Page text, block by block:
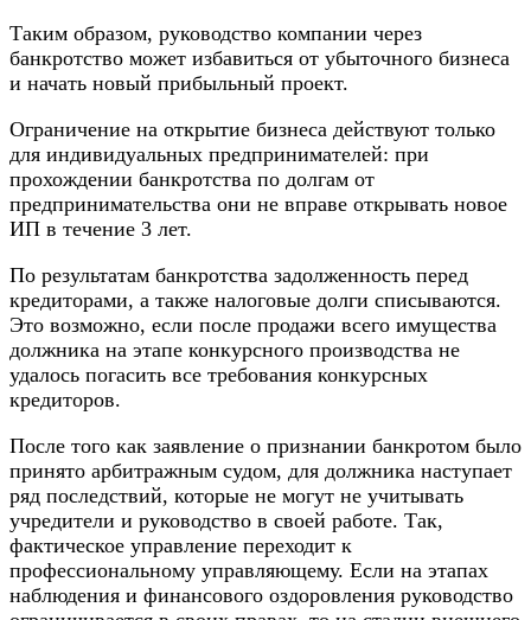
Таким образом, руководство компании через
банкротство может избавиться от убыточного бизнеса
и начать новый прибыльный проект.
Ограничение на открытие бизнеса действуют только
для индивидуальных предпринимателей: при
прохождении банкротства по долгам от
предпринимательства они не вправе открывать новое
ИП в течение 3 лет.
По результатам банкротства задолженность перед
кредиторами, а также налоговые долги списываются.
Это возможно, если после продажи всего имущества
должника на этапе конкурсного производства не
удалось погасить все требования конкурсных
кредиторов.
После того как заявление о признании банкротом было
принято арбитражным судом, для должника наступает
ряд последствий, которые не могут не учитывать
учредители и руководство в своей работе. Так,
фактическое управление переходит к
профессиональному управляющему. Если на этапах
наблюдения и финансового оздоровления руководство